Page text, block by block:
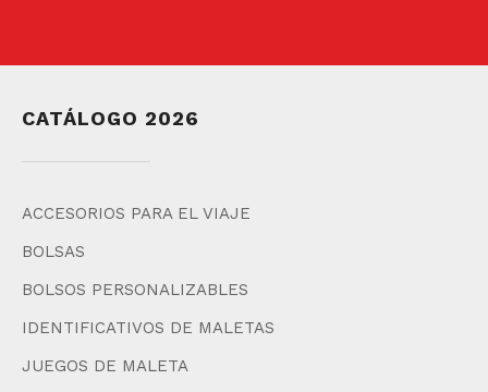
CATÁLOGO 2026
ACCESORIOS PARA EL VIAJE
BOLSAS
BOLSOS PERSONALIZABLES
IDENTIFICATIVOS DE MALETAS
JUEGOS DE MALETA